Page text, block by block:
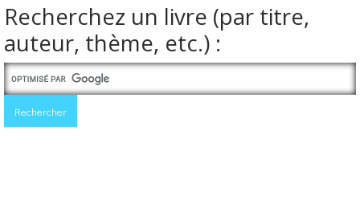
Recherchez un livre (par titre,
auteur, thème, etc.) :